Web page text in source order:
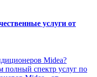
услуги от
Midea?
полный спектр услуг по